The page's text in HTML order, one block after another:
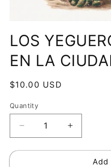
in
modal
LOS
EN LA
Regular
$10.00 USD
Quantity
Decrease
quantity
for
Increase
quantity
for
Add